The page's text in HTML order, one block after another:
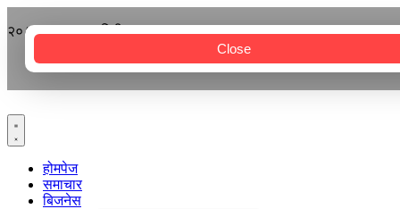
Close
२०८३ श्रावण २१ बिहीबार
होमपेज
समाचार
बिजनेस